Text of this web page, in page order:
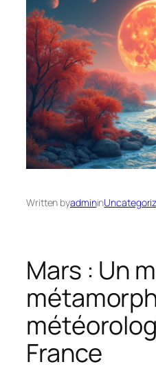
Written byadminin
Mars : Un
France